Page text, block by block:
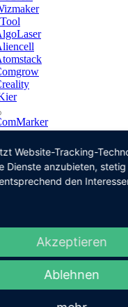
Website-Tracking-
Dienste anzubieten,
den
Akzeptieren
Ablehnen